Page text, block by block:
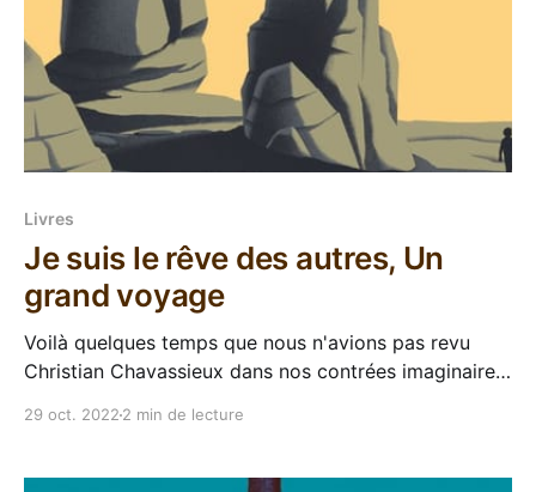
Livres
Je suis le rêve des autres, Un
grand voyage
Voilà quelques temps que nous n'avions pas revu
Christian Chavassieux dans nos contrées imaginaires,
29 oct. 2022 2 min de lecture